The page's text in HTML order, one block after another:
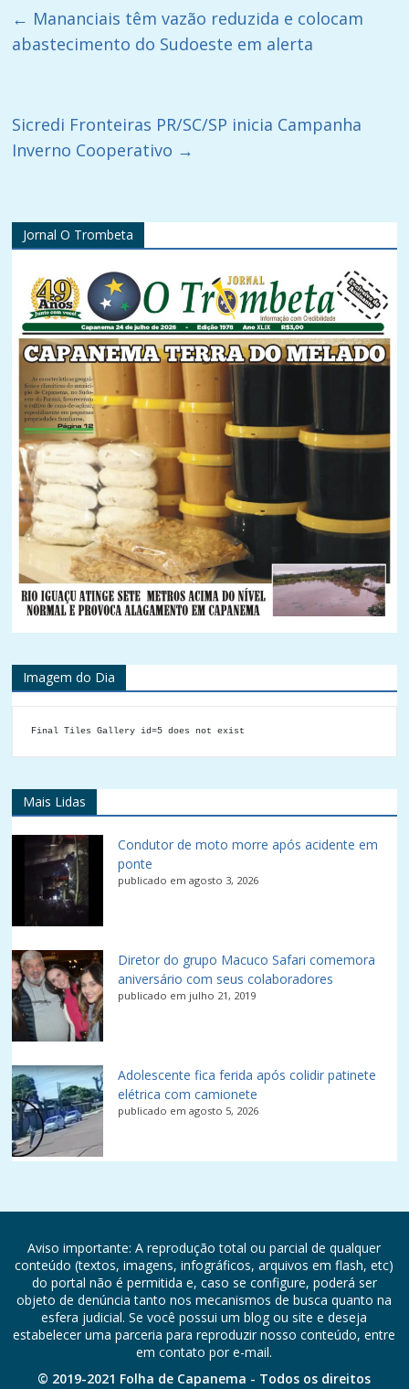
← ​Mananciais têm vazão reduzida e colocam
abastecimento do Sudoeste em alerta
Sicredi Fronteiras PR/SC/SP inicia Campanha
Inverno Cooperativo →
Jornal O Trombeta
Imagem do Dia
Final Tiles Gallery id=5 does not exist
Mais Lidas
Condutor de moto morre após acidente em
ponte
publicado em agosto 3, 2026
Diretor do grupo Macuco Safari comemora
aniversário com seus colaboradores
publicado em julho 21, 2019
Adolescente fica ferida após colidir patinete
elétrica com camionete
publicado em agosto 5, 2026
Aviso importante: A reprodução total ou parcial de qualquer
conteúdo (textos, imagens, infográficos, arquivos em flash, etc)
do portal não é permitida e, caso se configure, poderá ser
objeto de denúncia tanto nos mecanismos de busca quanto na
esfera judicial. Se você possui um blog ou site e deseja
estabelecer uma parceria para reproduzir nosso conteúdo, entre
em contato por e-mail.
© 2019-2021 Folha de Capanema - Todos os direitos